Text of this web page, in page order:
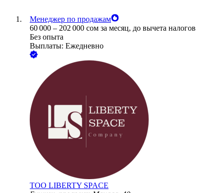
Менеджер по продажам
60 000 – 202 000 сом за месяц, до вычета налогов
Без опыта
Выплаты: Ежедневно
ТОО LIBERTY SPACE